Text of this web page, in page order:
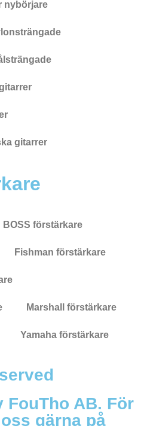
nybörjare
gitarrer
BOSS förstärkare
Fishman förstärkare
Marshall förstärkare
Yamaha förstärkare
FouTho AB. För
gärna på